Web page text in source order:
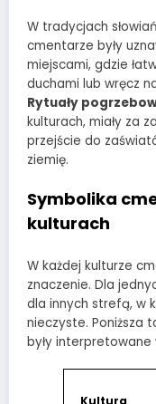
W tradycjach
cmentarze były
miejscami, gdzie
duchami lub wręcz
Rytuały
kulturach, miały za
przejście do
ziemię.
Symbolika
kulturach
W każdej kulturze
znaczenie. Dla
dla innych strefą, w
nieczyste. Poniższa
były
Kultura